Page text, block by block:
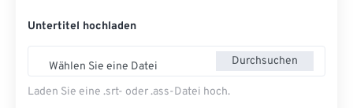
Untertitel hochladen
Wählen Sie eine Datei Durchsuchen
Laden Sie eine .srt- oder .ass-Datei hoch.